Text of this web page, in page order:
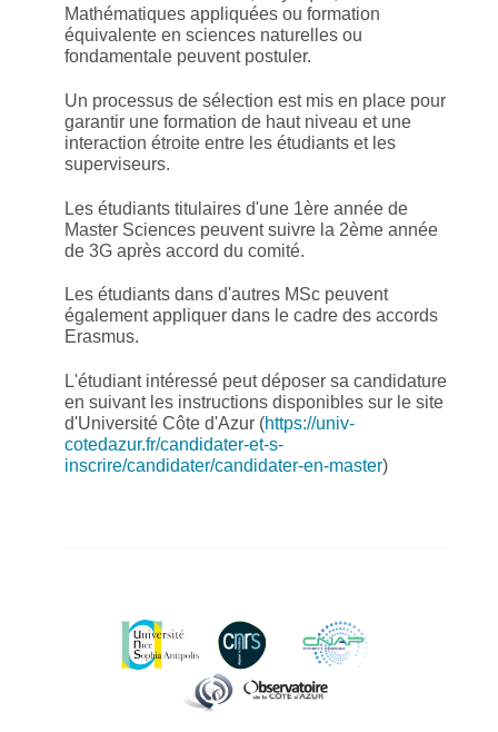
Mathématiques appliquées ou formation
équivalente en sciences naturelles ou
fondamentale peuvent postuler.
Un processus de sélection est mis en place pour
garantir une formation de haut niveau et une
interaction étroite entre les étudiants et les
superviseurs.
Les étudiants titulaires d'une 1ère année de
Master Sciences peuvent suivre la 2ème année
de 3G après accord du comité.
Les étudiants dans d'autres MSc peuvent
également appliquer dans le cadre des accords
Erasmus.
L'étudiant intéressé peut déposer sa candidature
en suivant les instructions disponibles sur le site
d'Université Côte d'Azur (https://univ-
cotedazur.fr/candidater-et-s-
inscrire/candidater/candidater-en-master)